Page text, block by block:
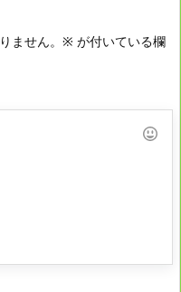
ません。 ※ が付いている欄